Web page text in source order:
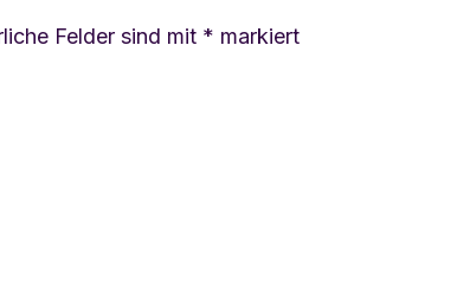
Felder sind mit * markiert